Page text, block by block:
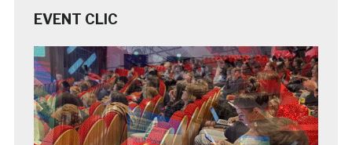
EVENT CLIC